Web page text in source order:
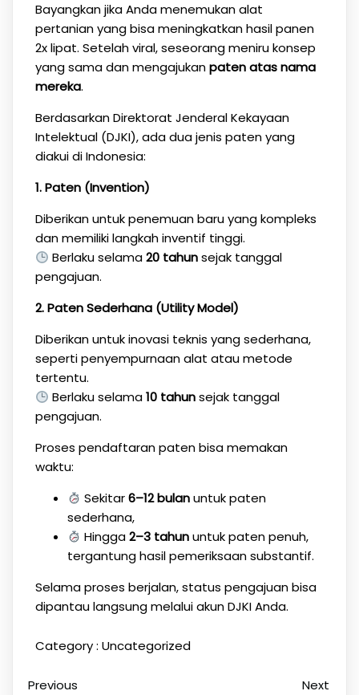
Bayangkan jika Anda menemukan alat
pertanian yang bisa meningkatkan hasil panen
2x lipat. Setelah viral, seseorang meniru konsep
yang sama dan mengajukanpaten atas nama
mereka.
Berdasarkan Direktorat Jenderal Kekayaan
Intelektual (DJKI), ada dua jenis paten yang
diakui di Indonesia:
1. Paten (Invention)
Diberikan untuk penemuan baru yang kompleks
dan memiliki langkah inventif tinggi.
Berlaku selama20 tahunsejak tanggal
pengajuan.
2. Paten Sederhana (Utility Model)
Diberikan untuk inovasi teknis yang sederhana,
seperti penyempurnaan alat atau metode
tertentu.
Berlaku selama10 tahunsejak tanggal
pengajuan.
Proses pendaftaran paten bisa memakan
waktu:
Sekitar6–12 bulanuntuk paten
sederhana,
Hingga2–3 tahununtuk paten penuh,
tergantung hasil pemeriksaan substantif.
Selama proses berjalan, status pengajuan bisa
dipantau langsung melalui akun DJKI Anda.
Category : Uncategorized
Previous
Next